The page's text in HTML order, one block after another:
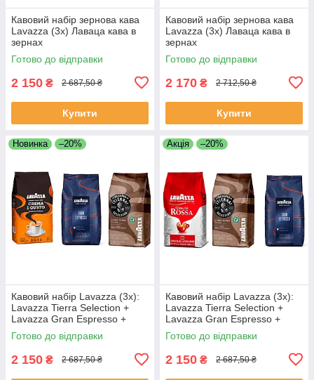
Кавовий набір зернова кава
Lavazza (3х) Лаваца кава в
зернах
Готово до відправки
2 150 ₴ 2 687,50 ₴
Купити
Кавовий набір зернова кава
Lavazza (3х) Лаваца кава в
зернах
Готово до відправки
2 170 ₴ 2 712,50 ₴
Купити
Новинка –20%
Кавовий набір Lavazza (3х):
Lavazza Tierra Selection +
Lavazza Gran Espresso +
Lavazza Crema e Gusto
Готово до відправки
2 150 ₴ 2 687,50 ₴
Акція –20%
Кавовий набір Lavazza (3х):
Lavazza Tierra Selection +
Lavazza Gran Espresso +
LavAzza Qualita Rossa
Готово до відправки
2 150 ₴ 2 687,50 ₴